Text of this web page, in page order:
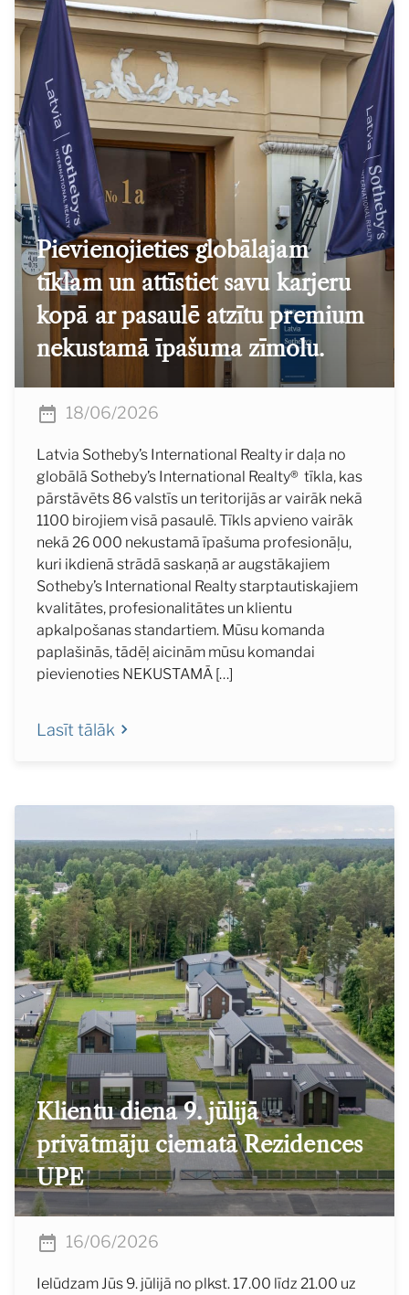
Pievienojieties globālajam
tīklam un attīstiet savu karjeru
kopā ar pasaulē atzītu premium
nekustamā īpašuma zīmolu.
18/06/2026
Latvia Sotheby’s International Realty ir daļa no
globālā Sotheby’s International Realty® tīkla, kas
pārstāvēts 86 valstīs un teritorijās ar vairāk nekā
1100 birojiem visā pasaulē. Tīkls apvieno vairāk
nekā 26 000 nekustamā īpašuma profesionāļu,
kuri ikdienā strādā saskaņā ar augstākajiem
Sotheby’s International Realty starptautiskajiem
kvalitātes, profesionalitātes un klientu
apkalpošanas standartiem. Mūsu komanda
paplašinās, tādēļ aicinām mūsu komandai
pievienoties NEKUSTAMĀ […]
Lasīt tālāk
Klientu diena 9. jūlijā
privātmāju ciematā Rezidences
UPE
16/06/2026
Ielūdzam Jūs 9. jūlijā no plkst. 17.00 līdz 21.00 uz